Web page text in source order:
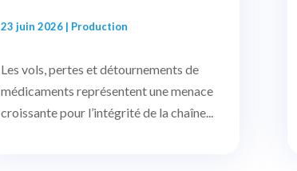
23 juin 2026| Production
Les vols, pertes et détournements de
médicaments représentent une menace
croissante pour l’intégrité de la chaîne...